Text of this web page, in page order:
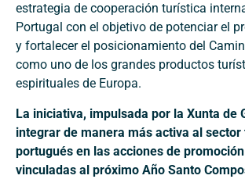
estrategia de cooperación turística
Portugal con el objetivo de potenciar el
y fortalecer el posicionamiento del
como uno de los grandes productos
espirituales de Europa.
La iniciativa, impulsada por la Xunta de
integrar de manera más activa al
portugués en las acciones de
vinculadas al próximo Año Santo